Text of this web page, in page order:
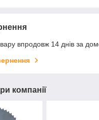
впродовж 14 днів за
компанії